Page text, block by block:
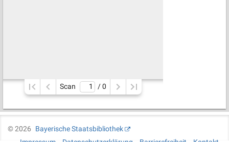
Scan / 0
©2026
Bayerische Staatsbibliothek